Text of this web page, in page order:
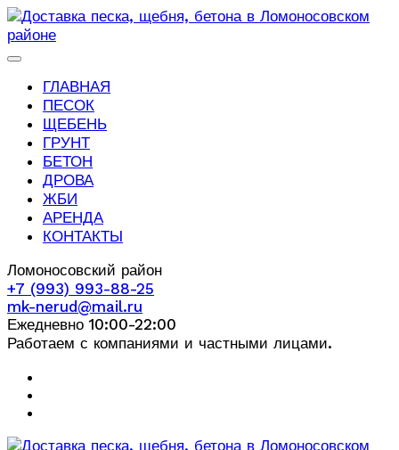
ГЛАВНАЯ
ПЕСОК
ЩЕБЕНЬ
ГРУНТ
БЕТОН
ДРОВА
ЖБИ
АРЕНДА
КОНТАКТЫ
Ломоносовский район
+7 (993) 993-88-25
mk-nerud@mail.ru
Ежедневно 10:00-22:00
Работаем с компаниями и частными лицами.